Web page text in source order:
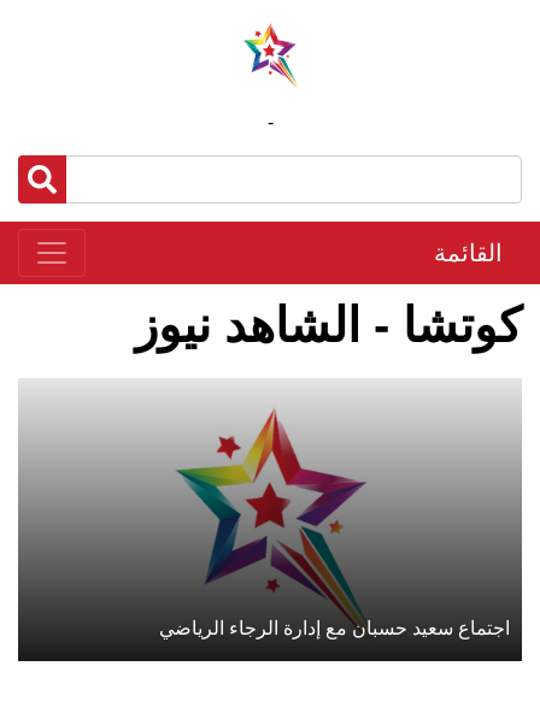
-
القائمة
كوتشا - الشاهد نيوز
اجتماع سعيد حسبان مع إدارة الرجاء الرياضي